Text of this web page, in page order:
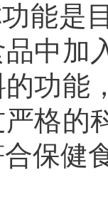
能是
中加
功能
格的
保健